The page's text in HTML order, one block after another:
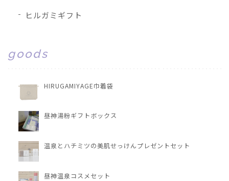
ヒルガミギフト
goods
HIRUGAMIYAGE巾着袋
昼神湯粉ギフトボックス
温泉とハチミツの美肌せっけんプレゼントセット
昼神温泉コスメセット